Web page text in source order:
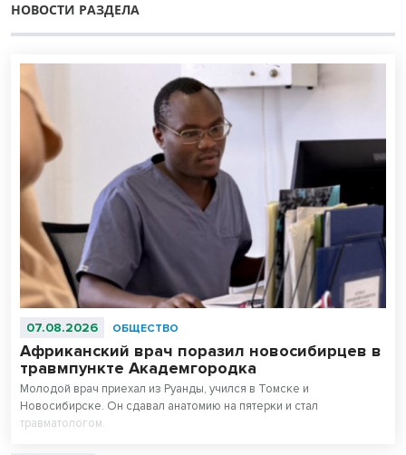
НОВОСТИ РАЗДЕЛА
07.08.2026 ОБЩЕСТВО
Африканский врач поразил новосибирцев в
травмпункте Академгородка
Молодой врач приехал из Руанды, учился в Томске и
Новосибирске. Он сдавал анатомию на пятерки и стал
травматологом.